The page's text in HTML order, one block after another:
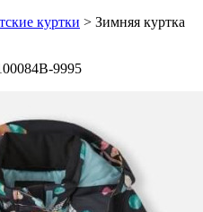
куртки > Зимняя куртка
9995